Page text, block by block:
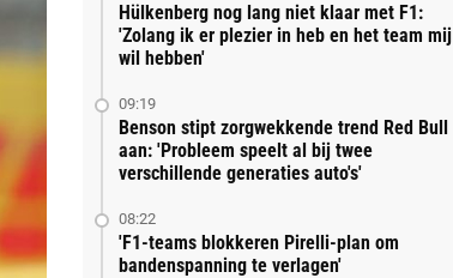
Hülkenberg nog lang niet klaar met F1:
'Zolang ik er plezier in heb en het team mij
wil hebben'
09:19
Benson stipt zorgwekkende trend Red Bull
aan: 'Probleem speelt al bij twee
verschillende generaties auto's'
08:22
'F1-teams blokkeren Pirelli-plan om
bandenspanning te verlagen'